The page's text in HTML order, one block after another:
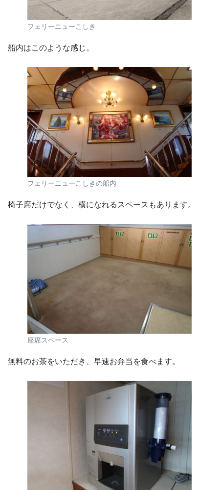
フェリーニューこしき
船内はこのような感じ。
フェリーニューこしきの船内
椅子席だけでなく、横になれるスペースもあります。
座席スペース
無料のお茶をいただき、早速お弁当を食べます。